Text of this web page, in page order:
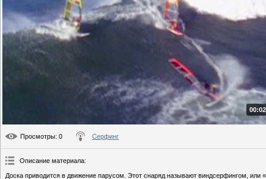
Просмотры: 0 Серфинг
Описание материала:
Доска приводится в движение парусом. Этот снаряд называют виндсерфингом, или